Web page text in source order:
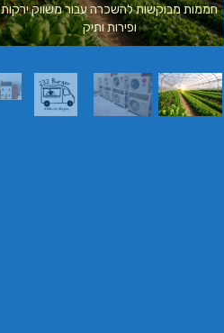
חממות מבוקשות להשכרה עבור משווק ירקות
ופירות ותיק